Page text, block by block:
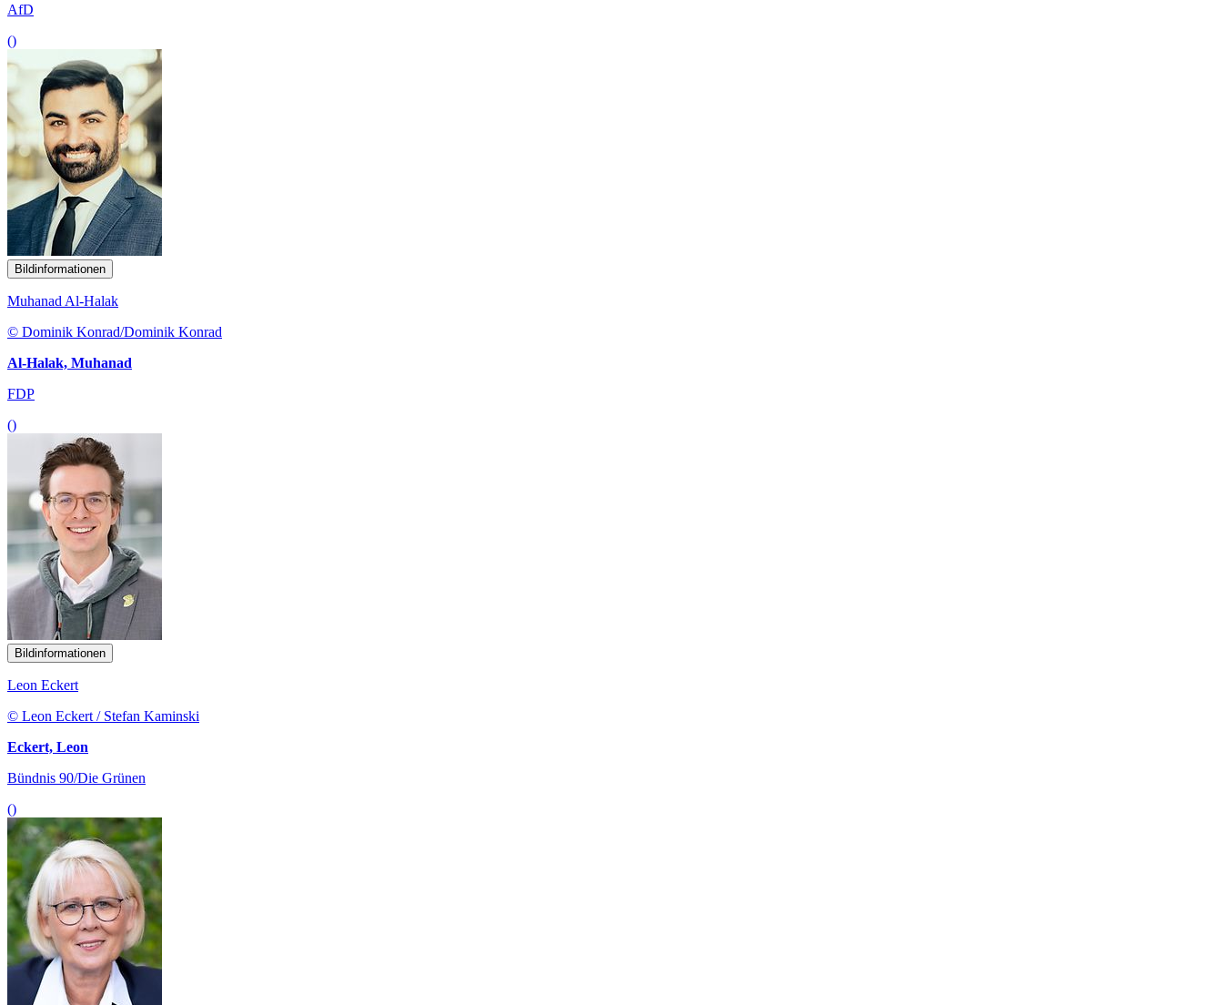
AfD
()
Bildinformationen
Muhanad Al-Halak
© Dominik Konrad/Dominik Konrad
Al-Halak, Muhanad
FDP
()
Bildinformationen
Leon Eckert
© Leon Eckert / Stefan Kaminski
Eckert, Leon
Bündnis 90/Die Grünen
()